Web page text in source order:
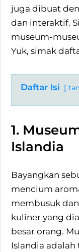
juga dibuat
dan interaktif.
museum-
Yuk, simak
Daftar Isi
1.
Islandia
Bayangkan
mencium
membusuk
kuliner yang
besar orang.
Islandia